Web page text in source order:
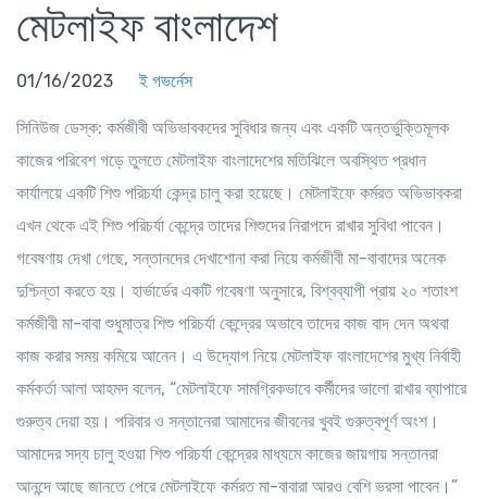
মেটলাইফ বাংলাদেশ
01/16/2023 ই গভর্নেস
সিনিউজ ডেস্ক: কর্মজীবী অভিভাবকদের সুবিধার জন্য এবং একটি অন্তর্ভুক্তিমূলক
কাজের পরিবেশ গড়ে তুলতে মেটলাইফ বাংলাদেশের মতিঝিলে অবস্থিত প্রধান
কার্যালয়ে একটি শিশু পরিচর্যা কেন্দ্র চালু করা হয়েছে। মেটলাইফে কর্মরত অভিভাবকরা
এখন থেকে এই শিশু পরিচর্যা কেন্দ্রে তাদের শিশুদের নিরাপদে রাখার সুবিধা পাবেন।
গবেষণায় দেখা গেছে, সন্তানদের দেখাশোনা করা নিয়ে কর্মজীবী মা-বাবাদের অনেক
দুশ্চিন্তা করতে হয়। হার্ভার্ডের একটি গবেষণা অনুসারে, বিশ্বব্যাপী প্রায় ২০ শতাংশ
কর্মজীবী মা-বাবা শুধুমাত্র শিশু পরিচর্যা কেন্দ্রের অভাবে তাদের কাজ বাদ দেন অথবা
কাজ করার সময় কমিয়ে আনেন। এ উদ্যোগ নিয়ে মেটলাইফ বাংলাদেশের মুখ্য নির্বাহী
কর্মকর্তা আলা আহমদ বলেন, “মেটলাইফে সামগ্রিকভাবে কর্মীদের ভালো রাখার ব্যাপারে
গুরুত্ব দেয়া হয়। পরিবার ও সন্তানেরা আমাদের জীবনের খুবই গুরুত্বপূর্ণ অংশ।
আমাদের সদ্য চালু হওয়া শিশু পরিচর্যা কেন্দ্রের মাধ্যমে কাজের জায়গায় সন্তানরা
আনন্দে আছে জানতে পেরে মেটলাইফে কর্মরত মা-বাবারা আরও বেশি ভরসা পাবেন।”